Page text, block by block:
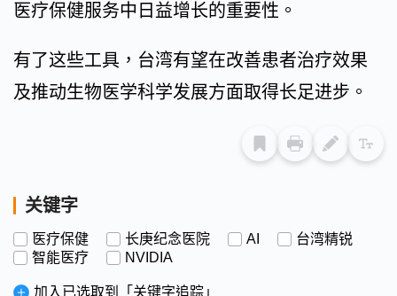
医疗保健服务中日益增长的重要性。
有了这些工具，台湾有望在改善患者治疗效果
及推动生物医学科学发展方面取得长足进步。
关键字
医疗保健 长庚纪念医院 AI
台湾精锐
智能医疗
NVIDIA
加入已选取到「关键字追踪」